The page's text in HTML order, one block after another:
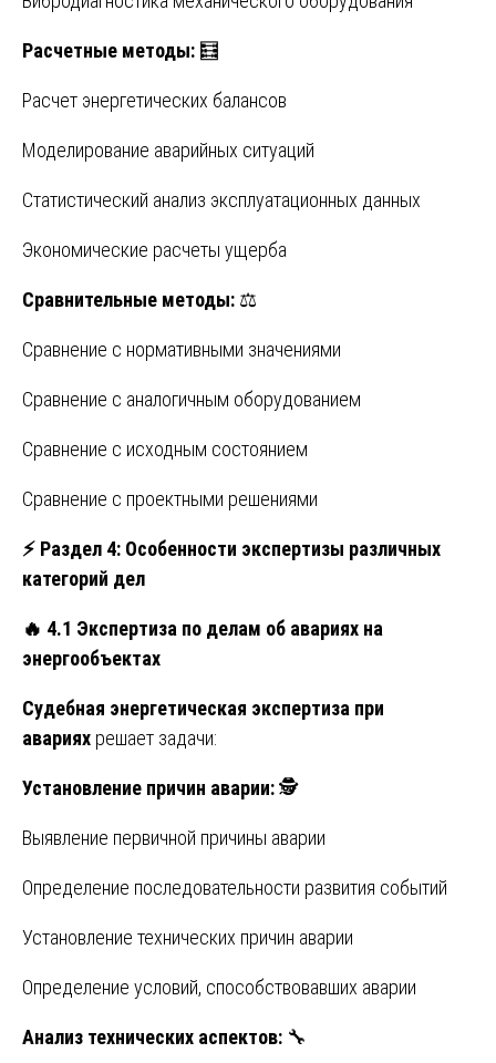
Расчетные методы: 🧮
Расчет энергетических балансов
Моделирование аварийных ситуаций
Статистический анализ эксплуатационных данных
Экономические расчеты ущерба
Сравнительные методы: ⚖️
Сравнение с нормативными значениями
Сравнение с аналогичным оборудованием
Сравнение с исходным состоянием
Сравнение с проектными решениями
⚡ Раздел 4: Особенности экспертизы различных
категорий дел
🔥 4.1 Экспертиза по делам об авариях на
энергообъектах
Судебная энергетическая экспертиза при
авариях решает задачи:
Установление причин аварии:🕵️
Выявление первичной причины аварии
Определение последовательности развития событий
Установление технических причин аварии
Определение условий, способствовавших аварии
Анализ технических аспектов: 🔧